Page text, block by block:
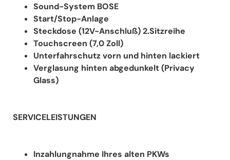
Sound-System BOSE
Start/Stop-Anlage
Steckdose (12V-Anschluß) 2.Sitzreihe
Touchscreen (7,0 Zoll)
Unterfahrschutz vorn und hinten lackiert
Verglasung hinten abgedunkelt (Privacy
Glass)
SERVICELEISTUNGEN
Inzahlungnahme Ihres alten PKWs